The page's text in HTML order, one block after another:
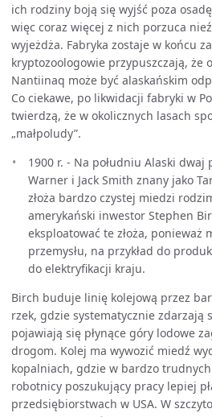
ich rodziny boją się wyjść poza
więc coraz więcej z nich porzuca
wyjeżdża. Fabryka zostaje w końcu
kryptozoologowie przypuszczają, że
Nantiinaq może być alaskańskim
Co ciekawe, po likwidacji fabryki w
twierdzą, że w okolicznych lasach
„małpoludy”.
1900 r. - Na południu Alaski dwaj
Warner i Jack Smith znany jako
złoża bardzo czystej miedzi
amerykański inwestor Stephen
eksploatować te złoża, ponieważ
przemysłu, na przykład do
do elektryfikacji kraju.
Birch buduje linię kolejową przez
rzek, gdzie systematycznie zdarzają
pojawiają się płynące góry lodowe
drogom. Kolej ma wywozić miedź
kopalniach, gdzie w bardzo
robotnicy poszukujący pracy lepiej
przedsiębiorstwach w USA. W